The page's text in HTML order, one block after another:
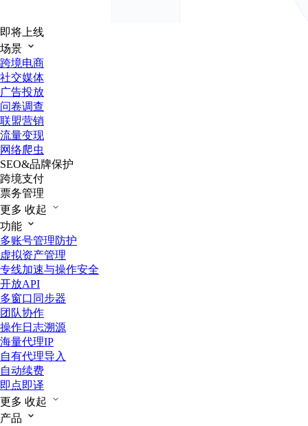
即将上线
场景
跨境电商
社交媒体
广告投放
问卷调查
联盟营销
流量变现
网络爬虫
SEO&品牌保护
跨境支付
票务管理
更多 收起
功能
多账号管理防护
虚拟资产管理
专线加速与操作安全
开放API
多窗口同步器
团队协作
操作日志溯源
海量代理IP
自有代理导入
自动续费
即点即译
更多 收起
产品